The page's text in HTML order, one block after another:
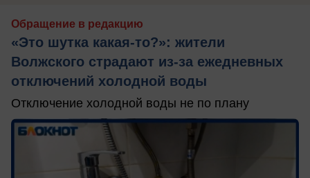
Обращение в редакцию
«Это шутка какая-то?»: жители
Волжского страдают из‑за ежедневных
отключений холодной воды
Отключение холодной воды не по плану